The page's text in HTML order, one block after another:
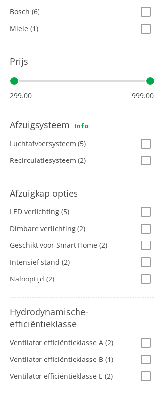
Bosch (6)
Miele (1)
Prijs
299.00 999.00
Afzuigsysteem Info
Luchtafvoersysteem (5)
Recirculatiesysteem (2)
Afzuigkap opties
LED verlichting (5)
Dimbare verlichting (2)
Geschikt voor Smart Home (2)
Intensief stand (2)
Nalooptijd (2)
Hydrodynamische-
efficiëntieklasse
Ventilator efficiëntieklasse A (2)
Ventilator efficiëntieklasse B (1)
Ventilator efficiëntieklasse E (2)